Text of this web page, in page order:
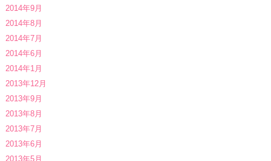
2014年9月
2014年8月
2014年7月
2014年6月
2014年1月
2013年12月
2013年9月
2013年8月
2013年7月
2013年6月
2013年5月